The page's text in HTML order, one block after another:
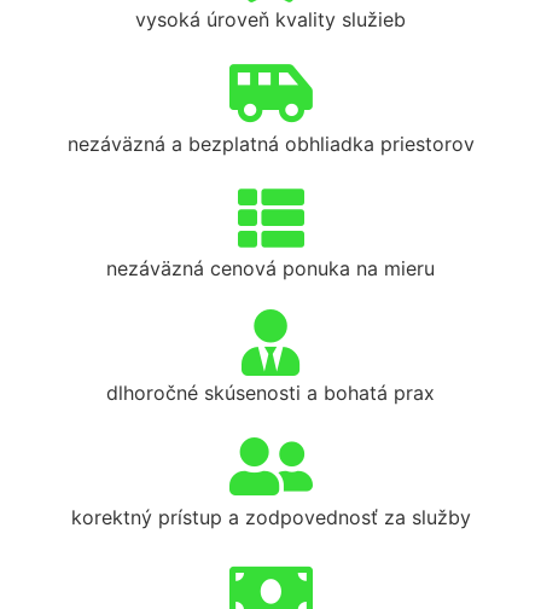
vysoká úroveň kvality služieb
nezáväzná a bezplatná obhliadka priestorov
nezáväzná cenová ponuka na mieru
dlhoročné skúsenosti a bohatá prax
korektný prístup a zodpovednosť za služby